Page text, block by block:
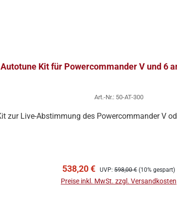
Autotune Kit für Powercommander V und 6
Art.-Nr.: 50-AT-300
Dynojet Autotune Kit zur Live-Abstimmung des
Verkaufspreis:
538,20 € Regulärer Preis:
UVP: 598,00 € (10% gespart)
Preise inkl. MwSt. zzgl. Versandkosten